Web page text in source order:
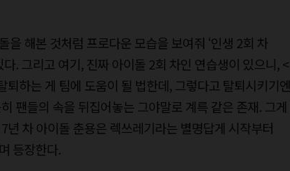
해본 것처럼 프로다운 모습을 보여줘 ‘인생 2회 차
. 그리고 여기, 진짜 아이돌 2회 차인 연습생이 있으니, <
하는 게 팀에 도움이 될 법한데, 그렇다고 탈퇴시키기엔
팬들의 속을 뒤집어놓는 그야말로 계륵 같은 존재. 그게
년 차 아이돌 춘용은 렉쓰레기라는 별명답게 시작부터
등장한다.